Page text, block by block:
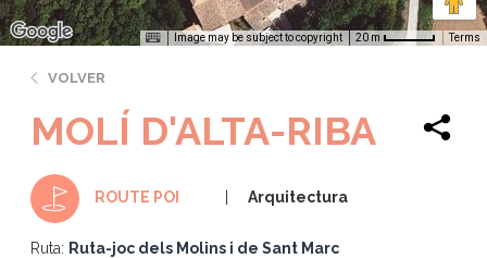
Image may be subject to copyright 20 m Terms
VOLVER
MOLÍ D'ALTA-RIBA
ROUTE POI Arquitectura
Ruta: Ruta-joc dels Molins i de Sant Marc